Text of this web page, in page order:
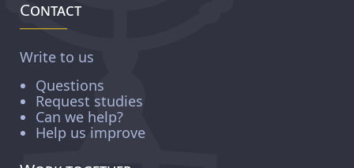
Contact
Write to us
Questions
Request studies
Can we help?
Help us improve